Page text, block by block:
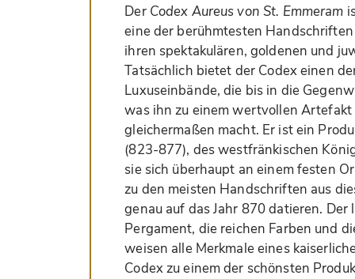
Der Codex Aureus von St. Emmeram
eine der berühmtesten
ihren spektakulären, goldenen und
Tatsächlich bietet der Codex einen
Luxuseinbände, die bis in die
was ihn zu einem wertvollen
gleichermaßen macht. Er ist ein
(823-877), des westfränkischen
sie sich überhaupt an einem festen
zu den meisten Handschriften aus
genau auf das Jahr 870 datieren.
Pergament, die reichen Farben und
weisen alle Merkmale eines
Codex zu einem der schönsten